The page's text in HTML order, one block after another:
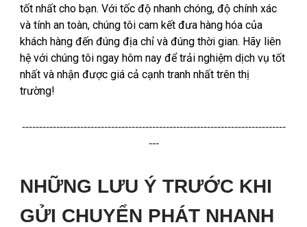
tốt nhất cho bạn. Với tốc độ nhanh chóng, độ chính xác
và tính an toàn, chúng tôi cam kết đưa hàng hóa của
khách hàng đến đúng địa chỉ và đúng thời gian. Hãy liên
hệ với chúng tôi ngay hôm nay để trải nghiệm dịch vụ tốt
nhất và nhận được giá cả cạnh tranh nhất trên thị
trường!
-----------------------------------------------------------------------------
---
NHỮNG LƯU Ý TRƯỚC KHI
GỬI CHUYỂN PHÁT NHANH